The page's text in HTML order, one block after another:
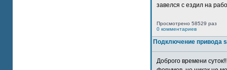
завелся с ездил на
Просмотрено 58529 раз
0 комментариев
Подключение привода
Доброго времени